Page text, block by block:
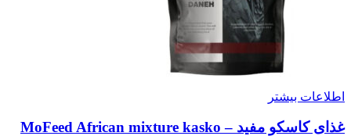
اطلاعات بیشتر
غذای کاسکو مفید – MoFeed African mixture kasko